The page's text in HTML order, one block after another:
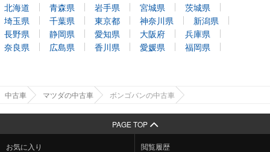
北海道 青森県 岩手県 宮城県
茨城県
埼玉県
千葉県 東京都 神奈川県
新潟県
長野県
静岡県 愛知県 大阪府
兵庫県
奈良県
広島県 香川県 愛媛県 福岡県
中古車 マツダの中古車 ボンゴバンの中古車
PAGE TOP
お気に入り 閲覧履歴